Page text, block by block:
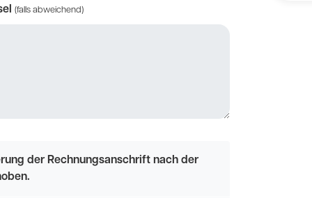
(falls abweichend)
der Rechnungsanschrift nach der